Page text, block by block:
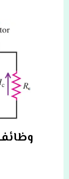
وظائف